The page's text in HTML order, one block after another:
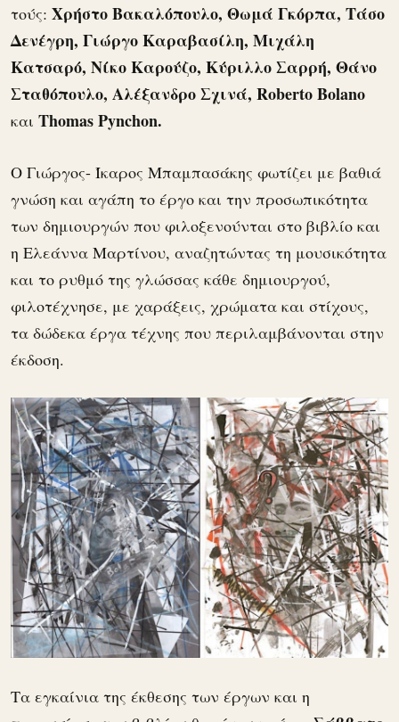
τούς: Χρήστο Βακαλόπουλο, Θωμά Γκόρπα, Τάσο
Δενέγρη, Γιώργο Καραβασίλη, Μιχάλη
Κατσαρό, Νίκο Καρούζο, Κύριλλο Σαρρή, Θάνο
Σταθόπουλο, Αλέξανδρο Σχινά, Roberto Bolano
και Thomas Pynchon.
Ο Γιώργος- Ίκαρος Μπαμπασάκης φωτίζει με βαθιά
γνώση και αγάπη το έργο και την προσωπικότητα
των δημιουργών που φιλοξενούνται στο βιβλίο και
η Ελεάννα Μαρτίνου, αναζητώντας τη μουσικότητα
και το ρυθμό της γλώσσας κάθε δημιουργού,
φιλοτέχνησε, με χαράξεις, χρώματα και στίχους,
τα δώδεκα έργα τέχνης που περιλαμβάνονται στην
έκδοση.
Τα εγκαίνια της έκθεσης των έργων και η